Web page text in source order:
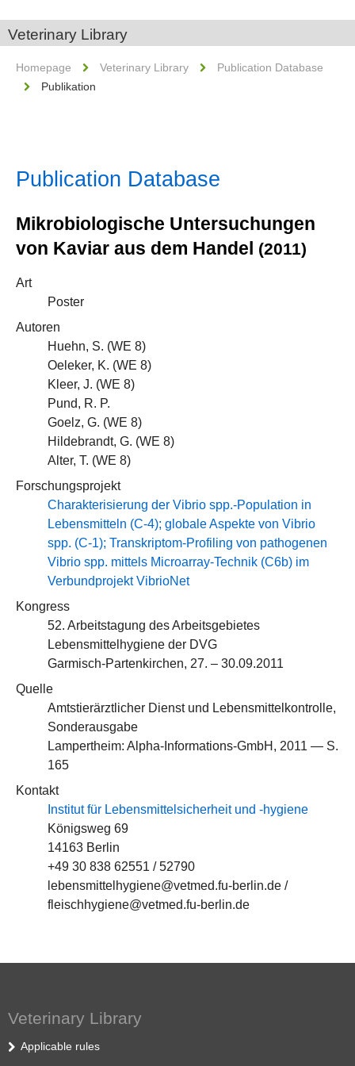
Veterinary Library
Homepage Veterinary Library
Publication Database
Publikation
Publication Database
Mikrobiologische Untersuchungen
von Kaviar aus dem Handel (2011)
Art
Poster
Autoren
Huehn, S. (WE 8)
Oeleker, K. (WE 8)
Kleer, J. (WE 8)
Pund, R. P.
Goelz, G. (WE 8)
Hildebrandt, G. (WE 8)
Alter, T. (WE 8)
Forschungsprojekt
Charakterisierung der Vibrio spp.-Population in
Lebensmitteln (C-4); globale Aspekte von Vibrio
spp. (C-1); Transkriptom-Profiling von pathogenen
Vibrio spp. mittels Microarray-Technik (C6b) im
Verbundprojekt VibrioNet
Kongress
52. Arbeitstagung des Arbeitsgebietes
Lebensmittelhygiene der DVG
Garmisch-Partenkirchen, 27. – 30.09.2011
Quelle
Amtstierärztlicher Dienst und Lebensmittelkontrolle,
Sonderausgabe
Lampertheim: Alpha-Informations-GmbH, 2011 — S.
165
Kontakt
Institut für Lebensmittelsicherheit und -hygiene
Königsweg 69
14163 Berlin
+49 30 838 62551 / 52790
lebensmittelhygiene@vetmed.fu-berlin.de /
fleischhygiene@vetmed.fu-berlin.de
Veterinary Library
Applicable rules